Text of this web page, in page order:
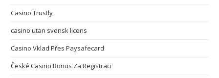
Casino Trustly
casino utan svensk licens
Casino Vklad Přes Paysafecard
České Casino Bonus Za Registraci